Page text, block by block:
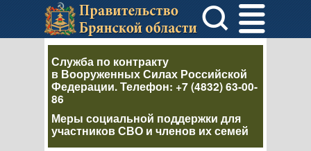
Служба по контракту
в Вооруженных Силах Российской
Федерации. Телефон: +7 (4832) 63-00-
86
Меры социальной поддержки для
участников СВО и членов их семей